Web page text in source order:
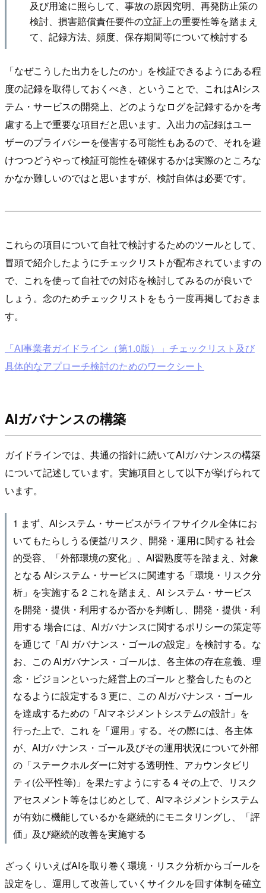
及び用途に照らして、事故の原因究明、再発防止策の
検討、損害賠償責任要件の立証上の重要性等を踏まえ
て、記録方法、頻度、保存期間等について検討する
「なぜこうした出力をしたのか」を検証できるようにある程
度の記録を取得しておくべき、ということで、これはAIシス
テム・サービスの開発上、どのようなログを記録するかを考
慮する上で重要な項目だと思います。入出力の記録はユー
ザーのプライバシーを侵害する可能性もあるので、それを避
けつつどうやって検証可能性を確保するかは実際のところな
かなか難しいのではと思いますが、検討自体は必要です。
これらの項目について自社で検討するためのツールとして、
冒頭で紹介したようにチェックリストが配布されていますの
で、これを使って自社での対応を検討してみるのが良いで
しょう。念のためチェックリストをもう一度再掲しておきま
す。
「AI事業者ガイドライン（第1.0版）」チェックリスト及び
具体的なアプローチ検討のためのワークシート
AIガバナンスの構築
ガイドラインでは、共通の指針に続いてAIガバナンスの構築
について記述しています。実施項目として以下が挙げられて
います。
1 まず、AIシステム・サービスがライフサイクル全体にお
いてもたらしうる便益/リスク、開発・運用に関する 社会
的受容、「外部環境の変化」、AI習熟度等を踏まえ、対象
となる AIシステム・サービスに関連する「環境・リスク分
析」を実施する 2 これを踏まえ、AI システム・サービス
を開発・提供・利用するか否かを判断し、開発・提供・利
用する 場合には、AIガバナンスに関するポリシーの策定等
を通じて「AI ガバナンス・ゴールの設定」を検討する。な
お、この AIガバナンス・ゴールは、各主体の存在意義、理
念・ビジョンといった経営上のゴール と整合したものと
なるように設定する 3 更に、この AIガバナンス・ゴール
を達成するための「AIマネジメントシステムの設計」を
行った上で、これ を「運用」する。その際には、各主体
が、AIガバナンス・ゴール及びその運用状況について外部
の「ステークホルダーに対する透明性、アカウンタビリ
ティ(公平性等)」を果たすようにする 4 その上で、リスク
アセスメント等をはじめとして、AIマネジメントシステム
が有効に機能しているかを継続的にモニタリングし、「評
価」及び継続的改善を実施する
ざっくりいえばAIを取り巻く環境・リスク分析からゴールを
設定をし、運用して改善していくサイクルを回す体制を確立